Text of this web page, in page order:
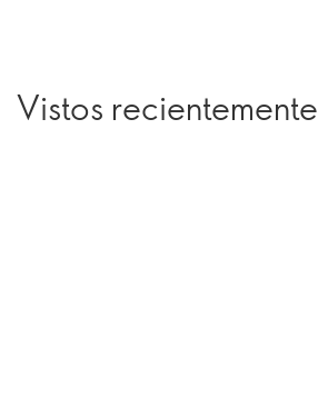
Vistos recientemente